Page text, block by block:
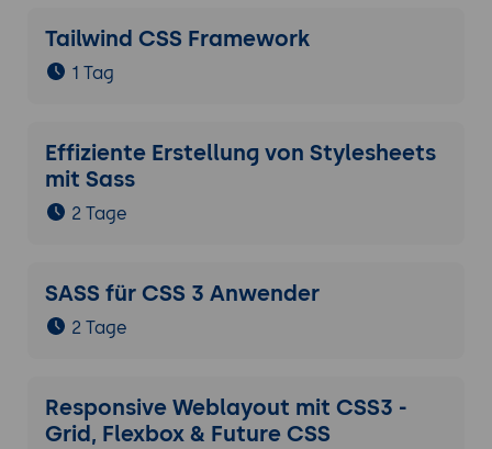
Tailwind CSS Framework
1 Tag
Effiziente Erstellung von Stylesheets
mit Sass
2 Tage
SASS für CSS 3 Anwender
2 Tage
Responsive Weblayout mit CSS3 -
Grid, Flexbox & Future CSS